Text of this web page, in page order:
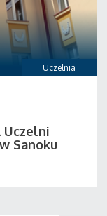
Uczelnia
Uczelni
Sanoku